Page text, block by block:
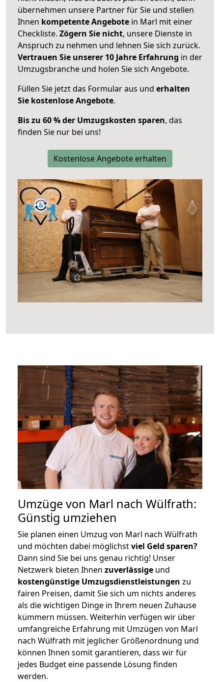
übernehmen unsere Partner für Sie und stellen
Ihnen kompetente Angebote in Marl mit einer
Checkliste. Zögern Sie nicht, unsere Dienste in
Anspruch zu nehmen und lehnen Sie sich zurück.
Vertrauen Sie unserer 10 Jahre Erfahrung in der
Umzugsbranche und holen Sie sich Angebote.
Füllen Sie jetzt das Formular aus und erhalten
Sie kostenlose Angebote.
Bis zu 60 % der Umzugskosten sparen, das
finden Sie nur bei uns!
Kostenlose Angebote erhalten
Umzüge von Marl nach Wülfrath:
Günstig umziehen
Sie planen einen Umzug von Marl nach Wülfrath
und möchten dabei möglichstviel Geld sparen?
Dann sind Sie bei uns genau richtig! Unser
Netzwerk bieten Ihnen zuverlässige und
kostengünstige Umzugsdienstleistungen zu
fairen Preisen, damit Sie sich um nichts anderes
als die wichtigen Dinge in Ihrem neuen Zuhause
kümmern müssen. Weiterhin verfügen wir über
umfangreiche Erfahrung mit Umzügen von Marl
nach Wülfrath mit jeglicher Größenordnung und
können Ihnen somit garantieren, dass wir für
jedes Budget eine passende Lösung finden
werden.